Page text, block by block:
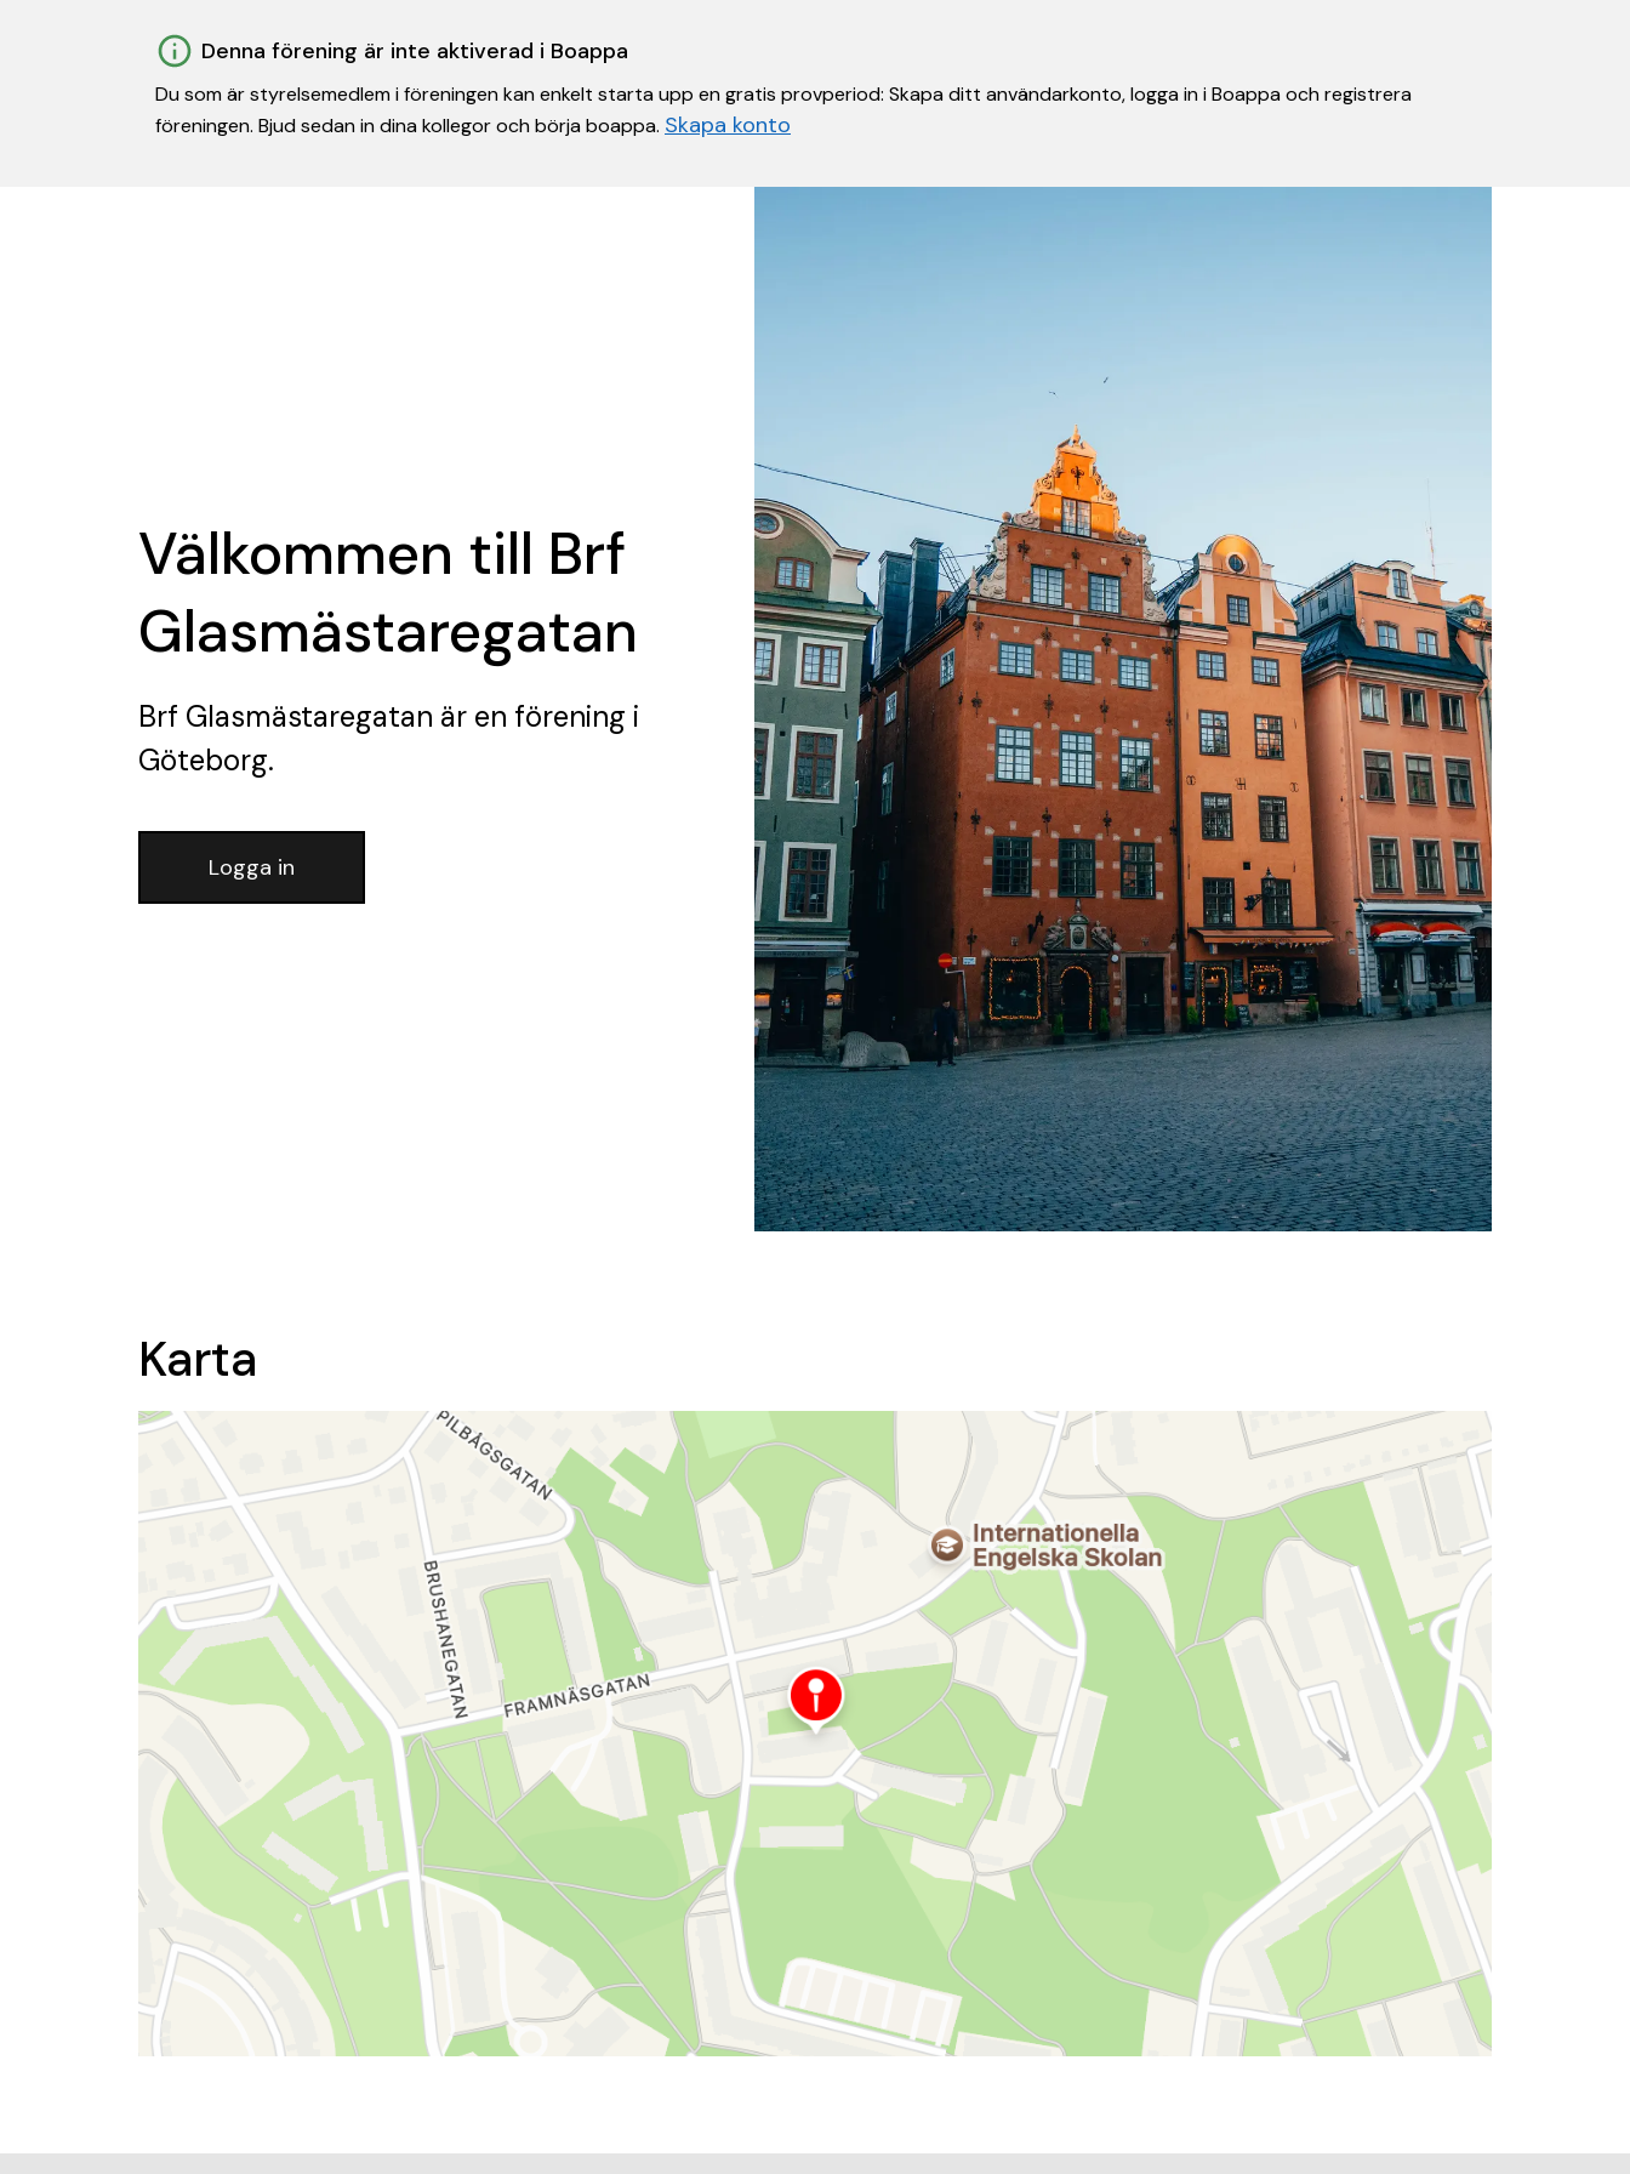
Denna förening är inte aktiverad i Boappa
Du som är styrelsemedlem i föreningen kan enkelt starta upp en gratis provperiod: Skapa ditt användarkonto, logga in i Boappa och registrera
föreningen. Bjud sedan in dina kollegor och börja boappa. Skapa konto
Välkommen till Brf
Glasmästaregatan
Brf Glasmästaregatan är en förening i
Göteborg.
Logga in
Karta